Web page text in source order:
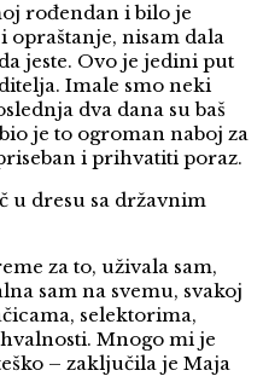
rođendan i bilo je
opraštanje, nisam dala
jeste. Ovo je jedini put
Imale smo neki
dva dana su baš
je to ogroman naboj za
i prihvatiti poraz.
u dresu sa državnim
za to, uživala sam,
sam na svemu, svakoj
selektorima,
Mnogo mi je
– zaključila je Maja